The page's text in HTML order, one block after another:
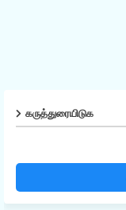
கருத்துரையிடுக